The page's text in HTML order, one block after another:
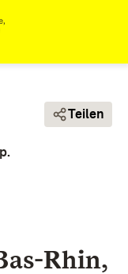
Teilen
Rhin,